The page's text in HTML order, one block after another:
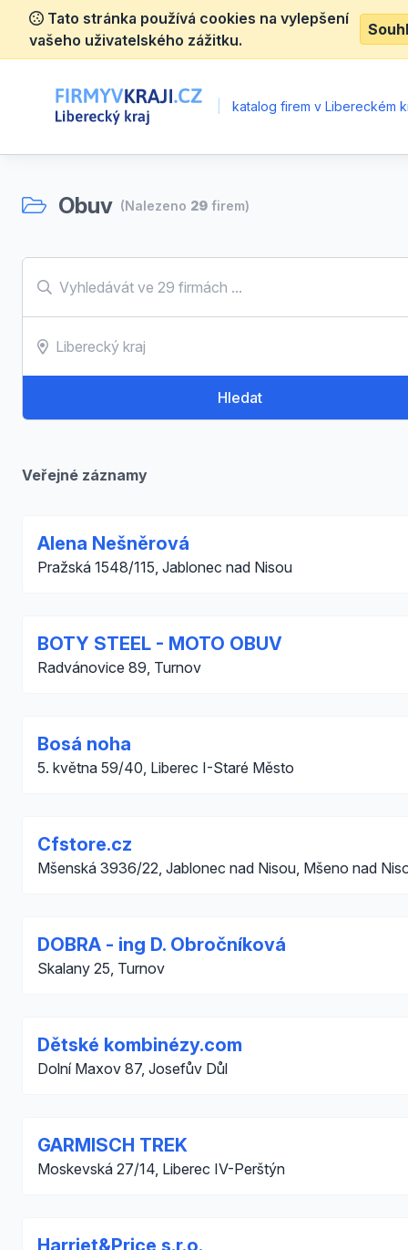
Tato stránka používá cookies na vylepšení
vašeho uživatelského zážitku.
katalog firem v Libereckém
Obuv (Nalezeno 29 firem)
Hledat
Veřejné záznamy
Alena Nešněrová
Pražská 1548/115, Jablonec nad Nisou
BOTY STEEL - MOTO OBUV
Radvánovice 89, Turnov
Bosá noha
5. května 59/40, Liberec I-Staré Město
Cfstore.cz
Mšenská 3936/22, Jablonec nad Nisou, Mšeno nad
DOBRA - ing D. Obročníková
Skalany 25, Turnov
Dětské kombinézy.com
Dolní Maxov 87, Josefův Důl
GARMISCH TREK
Moskevská 27/14, Liberec IV-Perštýn
Harriet&Price s.r.o.